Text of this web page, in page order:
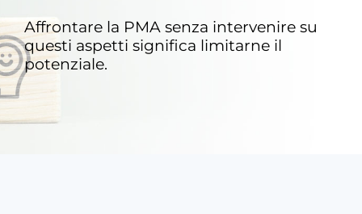
Affrontare la PMA senza intervenire su
questi aspetti significa limitarne il
potenziale.